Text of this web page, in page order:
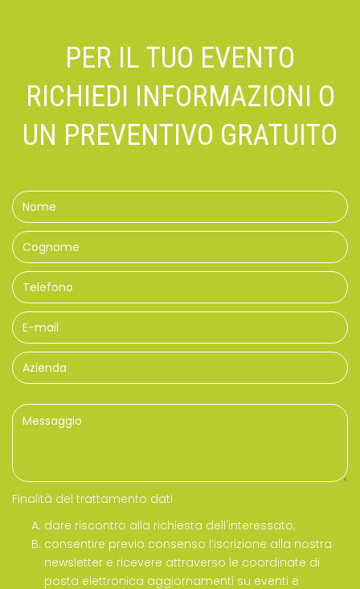
PER IL TUO EVENTO
RICHIEDI INFORMAZIONI O
UN PREVENTIVO GRATUITO
Finalità del trattamento dati
dare riscontro alla richiesta dell'interessato;
consentire previo consenso l’iscrizione alla nostra
newsletter e ricevere attraverso le coordinate di
posta elettronica aggiornamenti su eventi e